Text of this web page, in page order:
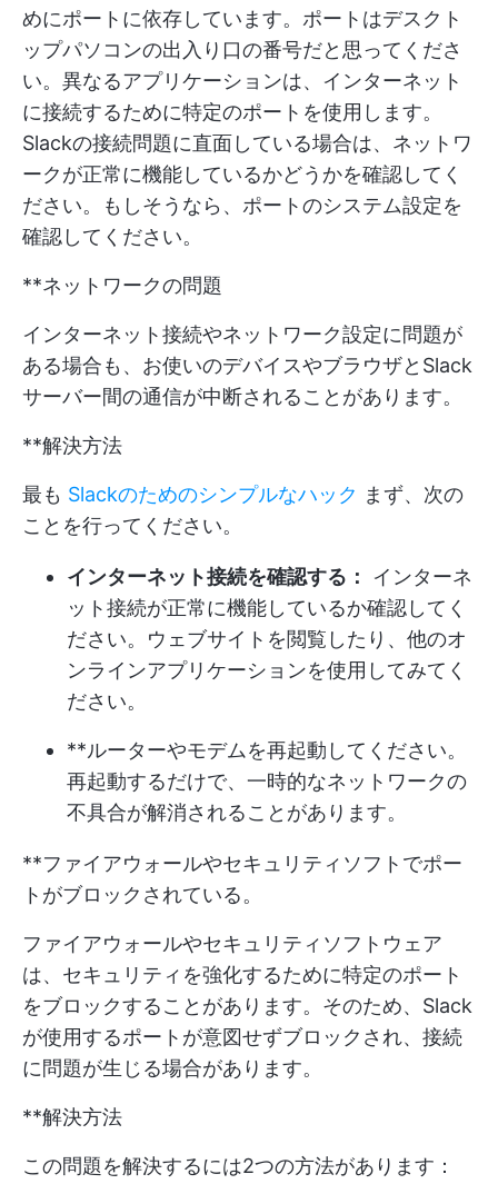
めにポートに依存しています。ポートはデスクト
ップパソコンの出入り口の番号だと思ってくださ
い。異なるアプリケーションは、インターネット
に接続するために特定のポートを使用します。
Slackの接続問題に直面している場合は、ネットワ
ークが正常に機能しているかどうかを確認してく
ださい。もしそうなら、ポートのシステム設定を
確認してください。
**ネットワークの問題
インターネット接続やネットワーク設定に問題が
ある場合も、お使いのデバイスやブラウザとSlack
サーバー間の通信が中断されることがあります。
**解決方法
最も Slackのためのシンプルなハック まず、次の
ことを行ってください。
インターネット接続を確認する：
インターネ
ット接続が正常に機能しているか確認してく
ださい。ウェブサイトを閲覧したり、他のオ
ンラインアプリケーションを使用してみてく
ださい。
**ルーターやモデムを再起動してください。
再起動するだけで、一時的なネットワークの
不具合が解消されることがあります。
**ファイアウォールやセキュリティソフトでポー
トがブロックされている。
ファイアウォールやセキュリティソフトウェア
は、セキュリティを強化するために特定のポート
をブロックすることがあります。そのため、Slack
が使用するポートが意図せずブロックされ、接続
に問題が生じる場合があります。
**解決方法
この問題を解決するには2つの方法があります：